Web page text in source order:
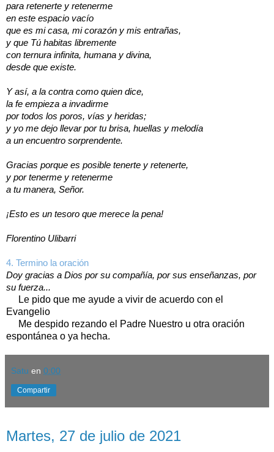
para retenerte y retenerme
en este espacio vacío
que es mi casa, mi corazón y mis entrañas,
y que Tú habitas libremente
con ternura infinita, humana y divina,
desde que existe.
Y así, a la contra como quien dice,
la fe empieza a invadirme
por todos los poros, vías y heridas;
y yo me dejo llevar por tu brisa, huellas y melodía
a un encuentro sorprendente.
Gracias porque es posible tenerte y retenerte,
y por tenerme y retenerme
a tu manera, Señor.
¡Esto es un tesoro que merece la pena!
Florentino Ulibarri
4. Termino la oración
Doy gracias a Dios por su compañía, por sus enseñanzas, por
su fuerza...
Le pido que me ayude a vivir de acuerdo con el
Evangelio
Me despido rezando el Padre Nuestro u otra oración
espontánea o ya hecha.
Satu en 0:00
Compartir
Martes, 27 de julio de 2021